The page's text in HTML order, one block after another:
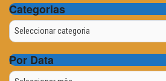
Categorias
Categorias
Por Data
Por